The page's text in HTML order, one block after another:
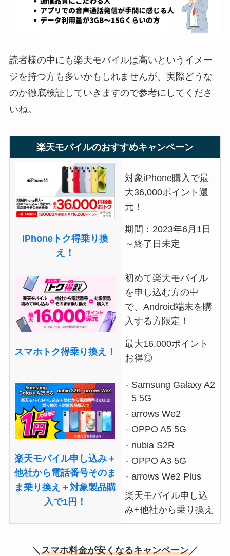
読者様の中にも楽天モバイルは高いというイメー
ジを持つ方も多いかもしれませんが、実際どうな
のか徹底検証していきますので参考にしてくださ
いね。
楽天モバイルのおすすめキャンペーン
iPhoneトク得乗り換
え！
対象iPhone購入で最
大36,000ポイント還
元！
期間：2023年6月1日
～終了日未定
スマホトク得乗り換え！
初めて楽天モバイル
を申し込む方の中
で、Android端末を購
入する方限定！
最大16,000ポイント
お得◎
楽天モバイル申し込み＋
他社から電話番号そのま
ま乗り換え＋対象製品購
入で1円！
Samsung Galaxy A2
5 5G
arrows We2
OPPO A5 5G
nubia S2R
OPPO A3 5G
arrows We2 Plus
楽天モバイル申し込
み+他社から乗り換え
＼ スマホ料金が安くなるキャンペーン／